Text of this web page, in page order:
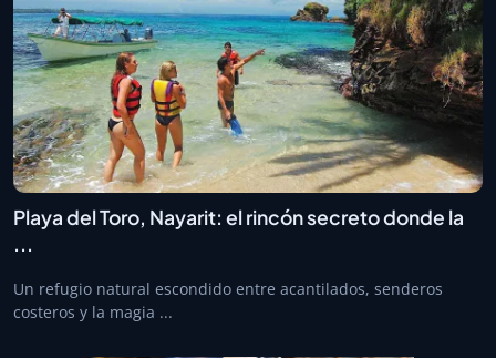
Playa del Toro, Nayarit: el rincón secreto donde la
...
Un refugio natural escondido entre acantilados, senderos
costeros y la magia ...